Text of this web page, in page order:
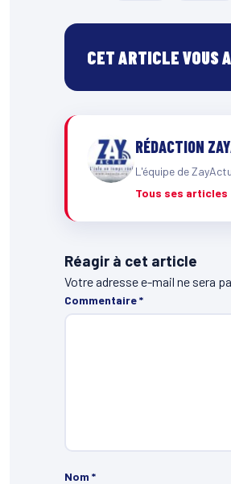
CET ARTICLE VOUS
RÉDACTION
L'équipe de
Tous ses articles
Réagir à cet article
Votre adresse e-mail ne sera
Commentaire*
Nom *